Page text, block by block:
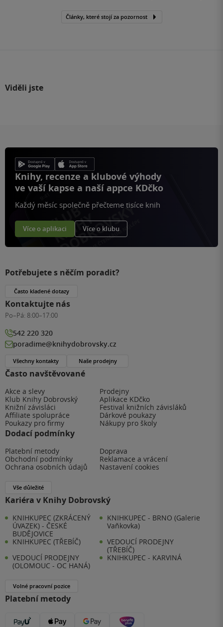
Články, které stojí za pozornost
Viděli jste
Knihy, recenze a klubové výhody
ve vaší kapse a naší appce KDčko
Každý měsíc společně přečteme tisíce knih
Více o aplikaci Více o klubu
Často navštěvované
Akce a slevy
Prodejny
Klub Knihy Dobrovský
Aplikace KDčko
Knižní závisláci
Festival knižních závisláků
Affiliate spolupráce
Dárkové poukazy
Poukazy pro firmy
Nákupy pro školy
Dodací podmínky
Platební metody
Doprava
Obchodní podmínky
Reklamace a vrácení
Ochrana osobních údajů
Nastavení cookies
Vše důležité
Kariéra v Knihy Dobrovský
KNIHKUPEC (ZKRÁCENÝ
ÚVAZEK) - ČESKÉ
BUDĚJOVICE
KNIHKUPEC - BRNO (Galerie
Vaňkovka)
KNIHKUPEC (TŘEBÍČ)
VEDOUCÍ PRODEJNY
(TŘEBÍČ)
VEDOUCÍ PRODEJNY
(OLOMOUC - OC HANÁ)
KNIHKUPEC - KARVINÁ
Volné pracovní pozice
Platební metody
Potřebujete s něčím poradit?
Často kladené dotazy
Kontaktujte nás
Po–Pá: 8:00–17:00
542 220 320
poradime@knihydobrovsky.cz
Všechny kontakty Naše prodejny